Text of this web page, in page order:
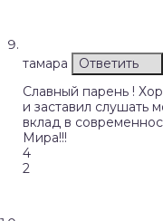
тамара
Ответить
Славный парень !
и заставил слушать
вклад в
Мира!!!
4
2